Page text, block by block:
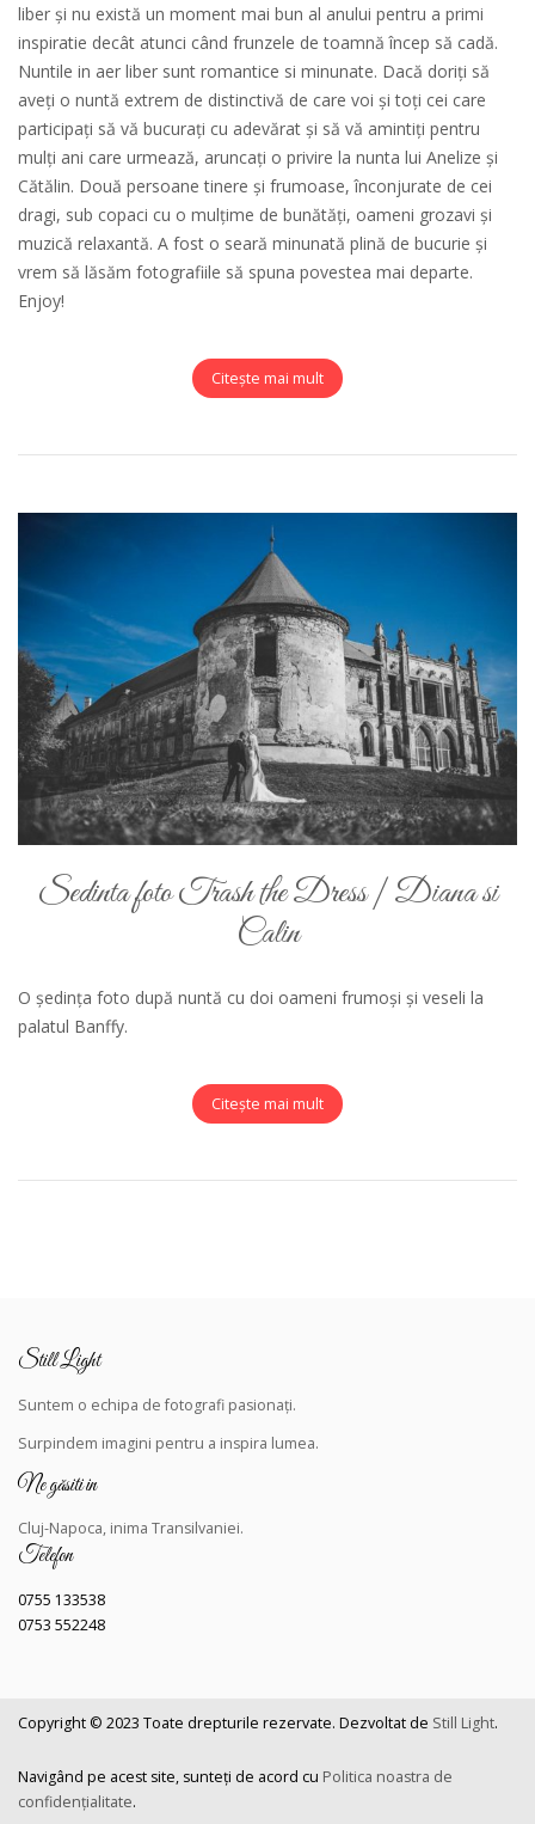
liber și nu există un moment mai bun al anului pentru a primi
inspiratie decât atunci când frunzele de toamnă încep să cadă.
Nuntile in aer liber sunt romantice si minunate. Dacă doriți să
aveți o nuntă extrem de distinctivă de care voi și toți cei care
participați să vă bucurați cu adevărat și să vă amintiți pentru
mulți ani care urmează, aruncați o privire la nunta lui Anelize și
Cătălin. Două persoane tinere și frumoase, înconjurate de cei
dragi, sub copaci cu o mulțime de bunătăți, oameni grozavi și
muzică relaxantă. A fost o seară minunată plină de bucurie și
vrem să lăsăm fotografiile să spuna povestea mai departe.
Enjoy!
Citește mai mult
Sedinta foto Trash the Dress | Diana si
Calin
O ședința foto după nuntă cu doi oameni frumoși și veseli la
palatul Banffy.
Citește mai mult
Still Light
Suntem o echipa de fotografi pasionați.
Surpindem imagini pentru a inspira lumea.
Ne găsiti in
Cluj-Napoca, inima Transilvaniei.
Telefon
0755 133538
0753 552248
Copyright © 2023 Toate drepturile rezervate. Dezvoltat de Still Light.
Navigând pe acest site, sunteți de acord cu Politica noastra de
confidențialitate.